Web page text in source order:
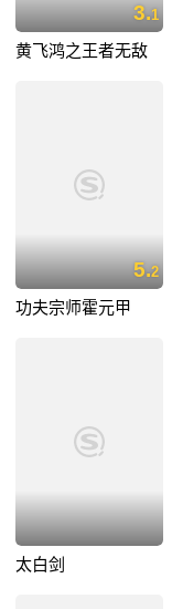
3.1
黄飞鸿之王者无敌
5.2
功夫宗师霍元甲
太白剑